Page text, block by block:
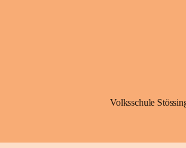
Volksschule